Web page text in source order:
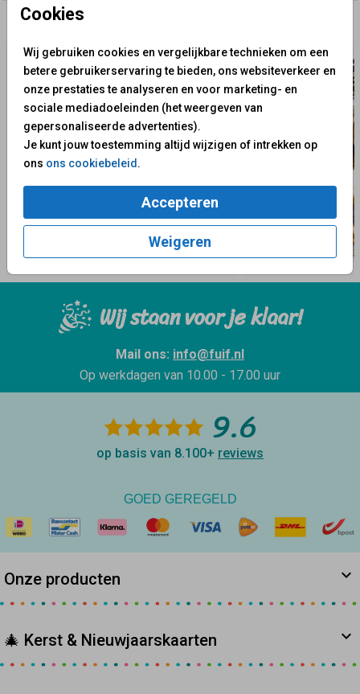
Cookies
Wij gebruiken cookies en vergelijkbare technieken om een
betere gebruikerservaring te bieden, ons websiteverkeer en
onze prestaties te analyseren en voor marketing- en
sociale mediadoeleinden (het weergeven van
gepersonaliseerde advertenties).
Je kunt jouw toestemming altijd wijzigen of intrekken op
ons ons cookiebeleid.
Accepteren
Weigeren
Wij staan voor je klaar!
Mail ons: info@fuif.nl
Op werkdagen van 10.00 - 17.00 uur
9.6
op basis van 8.100+ reviews
GOED GEREGELD
Onze producten
🎄 Kerst & Nieuwjaarskaarten